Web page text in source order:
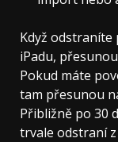
Když odstraníte
iPadu,
Pokud máte
tam přesunou
Přibližně po 30
trvale odstraní